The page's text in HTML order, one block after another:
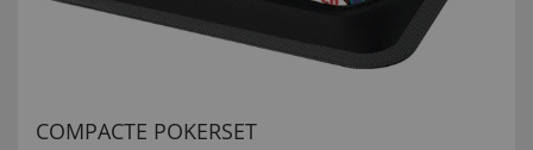
COMPACTE POKERSET